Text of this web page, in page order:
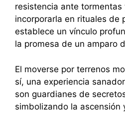
resistencia ante tormentas
incorporarla en rituales de
establece un vínculo
la promesa de un amparo
El moverse por terrenos
sí, una experiencia
son guardianes de
simbolizando la ascensión